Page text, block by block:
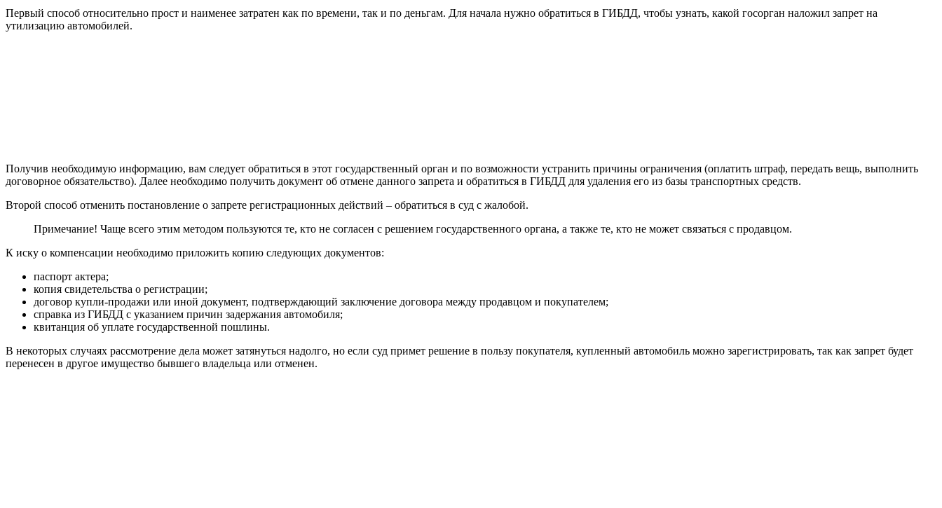
Первый способ относительно прост и наименее затратен как по времени, так и по деньгам. Для начала нужно обратиться в ГИБДД, чтобы узнать, какой госорган наложил запрет на
утилизацию автомобилей.
Получив необходимую информацию, вам следует обратиться в этот государственный орган и по возможности устранить причины ограничения (оплатить штраф, передать вещь, выполнить
договорное обязательство). Далее необходимо получить документ об отмене данного запрета и обратиться в ГИБДД для удаления его из базы транспортных средств.
Второй способ отменить постановление о запрете регистрационных действий – обратиться в суд с жалобой.
Примечание! Чаще всего этим методом пользуются те, кто не согласен с решением государственного органа, а также те, кто не может связаться с продавцом.
К иску о компенсации необходимо приложить копию следующих документов:
паспорт актера;
копия свидетельства о регистрации;
договор купли-продажи или иной документ, подтверждающий заключение договора между продавцом и покупателем;
справка из ГИБДД с указанием причин задержания автомобиля;
квитанция об уплате государственной пошлины.
В некоторых случаях рассмотрение дела может затянуться надолго, но если суд примет решение в пользу покупателя, купленный автомобиль можно зарегистрировать, так как запрет будет
перенесен в другое имущество бывшего владельца или отменен.